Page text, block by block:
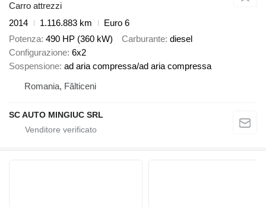
Carro attrezzi
2014
1.116.883 km
Euro 6
Potenza 490 HP (360 kW) Carburante diesel
Configurazione 6x2
Sospensione ad aria compressa/ad aria compressa
Romania, Fălticeni
SC AUTO MINGIUC SRL